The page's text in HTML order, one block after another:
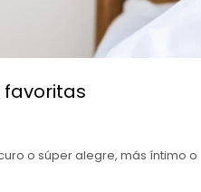
o súper alegre, más íntimo o